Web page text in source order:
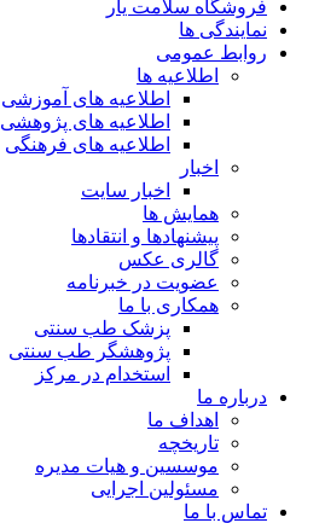
فروشگاه سلامت یار
نمایندگی ها
روابط عمومی
اطلاعیه ها
اطلاعیه های آموزشی
اطلاعیه های پژوهشی
اطلاعیه های فرهنگی
اخبار
اخبار سایت
همایش ها
پیشنهادها و انتقادها
گالری عکس
عضویت در خبرنامه
همکاری با ما
پزشک طب سنتی
پژوهشگر طب سنتی
استخدام در مرکز
درباره ما
اهداف ما
تاریخچه
موسسین و هیات مدیره
مسئولین اجرایی
تماس با ما